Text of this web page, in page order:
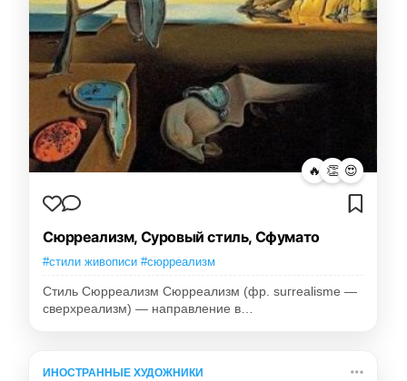
🔥 👏 😍
Сюрреализм, Суровый стиль, Сфумато
#стили живописи #сюрреализм
Стиль Сюрреализм Сюрреализм (фр. suгrealisme —
сверхреализм) — направление в…
ИНОСТРАННЫЕ ХУДОЖНИКИ